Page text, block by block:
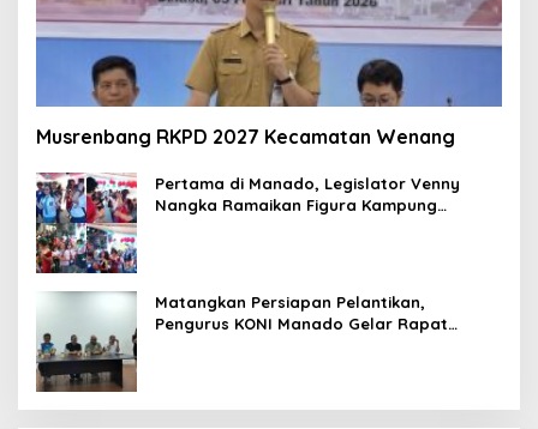
Musrenbang RKPD 2027 Kecamatan Wenang
Pertama di Manado, Legislator Venny
Nangka Ramaikan Figura Kampung
Matangkan Persiapan Pelantikan,
Pengurus KONI Manado Gelar Rapat